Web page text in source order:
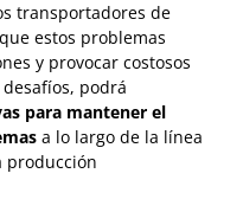
transportadores de
estos problemas
y provocar costosos
podrá
para mantener el
a lo largo de la línea
producción